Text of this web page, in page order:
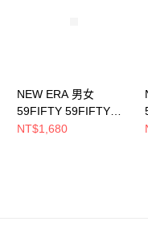
NEW ERA 男女
59FIFTY 59FIFTY
PACK - GARDEN 舊金
NT$1,680